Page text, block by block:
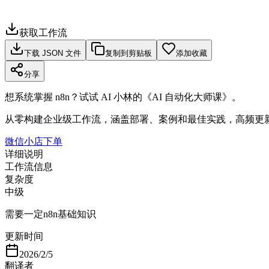
获取工作流
下载 JSON 文件 复制到剪贴板 添加收藏
分享
想系统掌握 n8n？试试 AI 小林的《AI 自动化大师课》。
从零构建企业级工作流，涵盖部署、案例和最佳实践，高频更
微信小店下单
详细说明
工作流信息
复杂度
中级
需要一定n8n基础知识
更新时间
2026/2/5
翻译者